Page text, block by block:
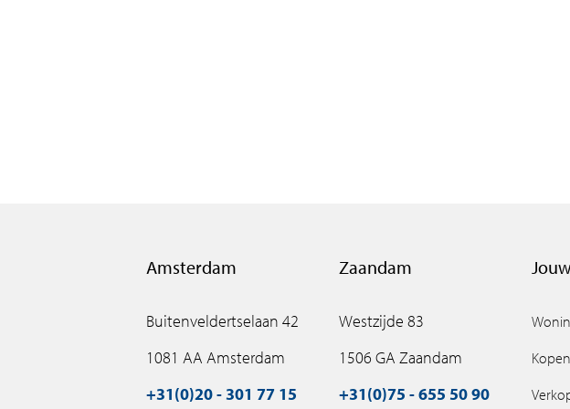
NDSM South Dock offers space for more than two hundred flats. From two-
spaces – a terrace or balcony – give a sense of space. The flats are cleverly
catering establishments. Above it will be flats. NDSM South Dock also stands
The communal garden and cleverly designed lighting complete it. NDSM
mix of liveliness, space and security.
Amsterdam
Buitenveldertselaan 42
1081 AA Amsterdam
+31(0)20 - 301 77 15
Zaandam
Westzijde 83
1506 GA Zaandam
+31(0)75 - 655 50 90
Kopen